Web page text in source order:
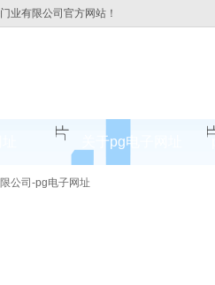
业有限公司官方网站！
关于pg电子网址
pg电子网址的简介
公司-pg电子网址